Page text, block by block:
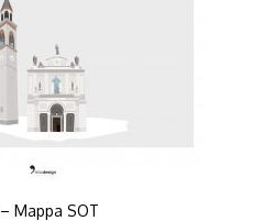
Mappa SOT